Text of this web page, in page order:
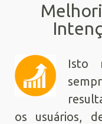
Isto
os usuários,